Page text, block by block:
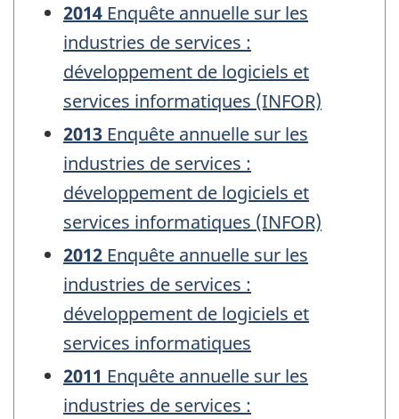
2014 Enquête annuelle sur les
industries de services :
développement de logiciels et
services informatiques (INFOR)
2013 Enquête annuelle sur les
industries de services :
développement de logiciels et
services informatiques (INFOR)
2012 Enquête annuelle sur les
industries de services :
développement de logiciels et
services informatiques
2011 Enquête annuelle sur les
industries de services :